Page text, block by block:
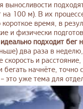
выносливости
на 100 м). В их
короткое время, в
и физически
идеально подходит бег
два раза в
и
бегать начнёте,
это уже тема для